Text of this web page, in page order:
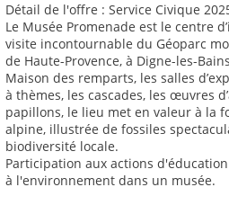
Détail de l'offre : Service Civique
Le Musée Promenade est le centre
visite incontournable du Géoparc
de Haute-Provence, à Digne-les-
Maison des remparts, les salles
à thèmes, les cascades, les œuvres
papillons, le lieu met en valeur à la
alpine, illustrée de fossiles
biodiversité locale.
Participation aux actions
à l'environnement dans un musée.